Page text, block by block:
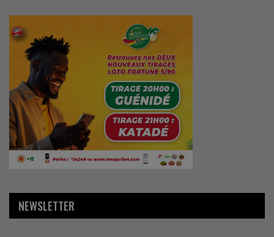
NEWSLETTER